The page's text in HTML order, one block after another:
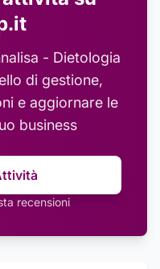
- Dietologia
di gestione,
e aggiornare le
business
recensioni